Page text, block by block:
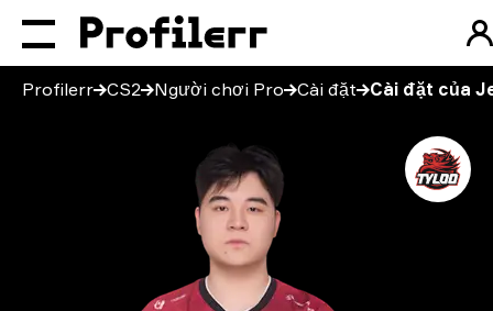
Profilerr CS2 Người chơi Pro Cài đặt Cài đặt của